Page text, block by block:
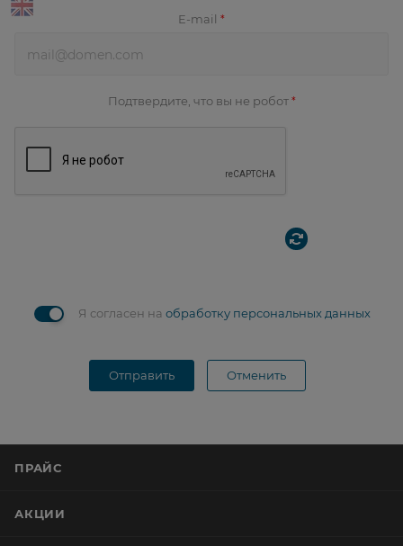
E-mail *
Подтвердите, что вы не робот *
Я согласен на обработку персональных данных
Отправить Отменить
ПРАЙС
АКЦИИ